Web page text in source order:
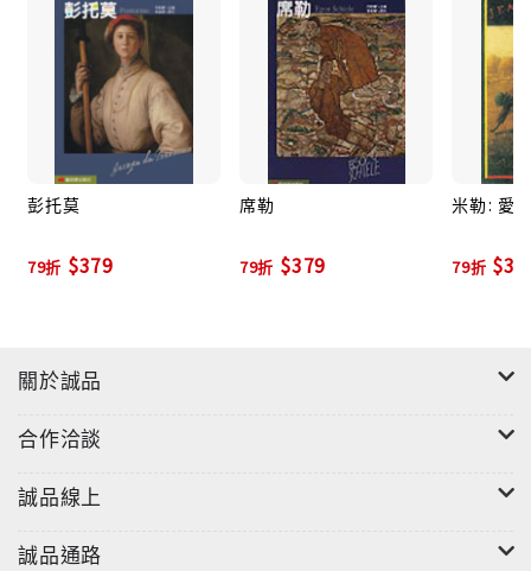
彭托莫
79折 $379
席勒
79折 $379
米勒: 愛
79折
關於誠品
合作洽談
誠品線上
誠品通路